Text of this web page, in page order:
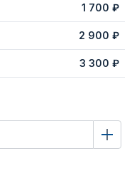
1 700 ₽
2 900 ₽
3 300 ₽